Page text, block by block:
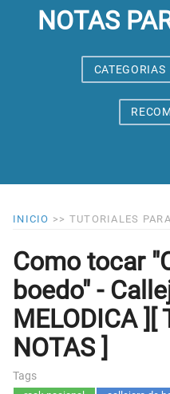
NOTAS
CATEGORIAS
INICIO >> TUTORIALES
Como tocar
boedo" -
MELODICA ][
NOTAS ]
Tags